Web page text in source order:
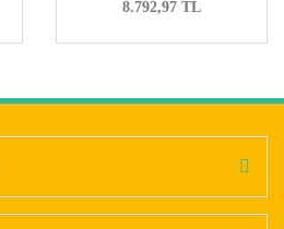
8.792,97 TL